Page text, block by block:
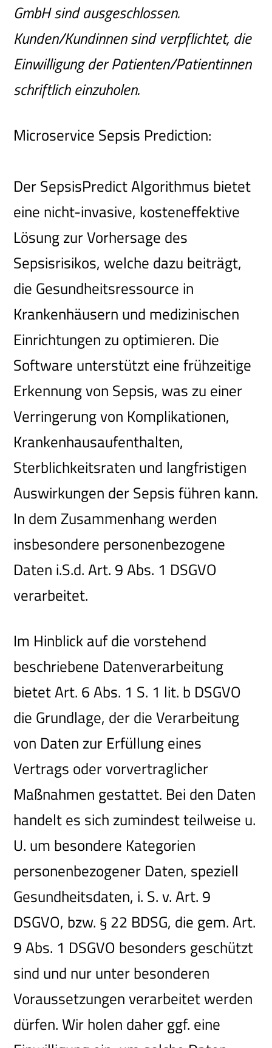
GmbH sind ausgeschlossen.
Kunden/Kundinnen sind verpflichtet, die
Einwilligung der Patienten/Patientinnen
schriftlich einzuholen.
Microservice Sepsis Prediction:
Der SepsisPredict Algorithmus bietet
eine nicht-invasive, kosteneffektive
Lösung zur Vorhersage des
Sepsisrisikos, welche dazu beiträgt,
die Gesundheitsressource in
Krankenhäusern und medizinischen
Einrichtungen zu optimieren. Die
Software unterstützt eine frühzeitige
Erkennung von Sepsis, was zu einer
Verringerung von Komplikationen,
Krankenhausaufenthalten,
Sterblichkeitsraten und langfristigen
Auswirkungen der Sepsis führen kann.
In dem Zusammenhang werden
insbesondere personenbezogene
Daten i.S.d. Art. 9 Abs. 1 DSGVO
verarbeitet.
Im Hinblick auf die vorstehend
beschriebene Datenverarbeitung
bietet Art. 6 Abs. 1 S. 1 lit. b DSGVO
die Grundlage, der die Verarbeitung
von Daten zur Erfüllung eines
Vertrags oder vorvertraglicher
Maßnahmen gestattet. Bei den Daten
handelt es sich zumindest teilweise u.
U. um besondere Kategorien
personenbezogener Daten, speziell
Gesundheitsdaten, i. S. v. Art. 9
DSGVO, bzw. § 22 BDSG, die gem. Art.
9 Abs. 1 DSGVO besonders geschützt
sind und nur unter besonderen
Voraussetzungen verarbeitet werden
dürfen. Wir holen daher ggf. eine